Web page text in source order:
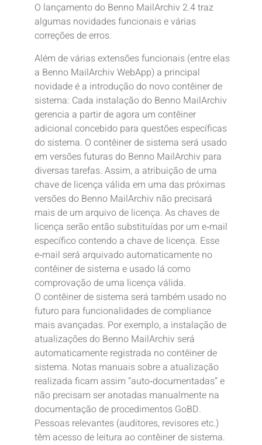
O lançamento do Benno MailArchiv 2.4 traz
algumas novidades funcionais e várias
correções de erros.
Além de várias extensões funcionais (entre elas
a Benno MailArchiv WebApp) a principal
novidade é a introdução do novo contêiner de
sistema: Cada instalação do Benno MailArchiv
gerencia a partir de agora um contêiner
adicional concebido para questões específicas
do sistema. O contêiner de sistema será usado
em versões futuras do Benno MailArchiv para
diversas tarefas. Assim, a atribuição de uma
chave de licença válida em uma das próximas
versões do Benno MailArchiv não precisará
mais de um arquivo de licença. As chaves de
licença serão então substituídas por um e‑mail
específico contendo a chave de licença. Esse
e‑mail será arquivado automaticamente no
contêiner de sistema e usado lá como
comprovação de uma licença válida.
O contêiner de sistema será também usado no
futuro para funcionalidades de compliance
mais avançadas. Por exemplo, a instalação de
atualizações do Benno MailArchiv será
automaticamente registrada no contêiner de
sistema. Notas manuais sobre a atualização
realizada ficam assim “auto‑documentadas” e
não precisam ser anotadas manualmente na
documentação de procedimentos GoBD.
Pessoas relevantes (auditores, revisores etc.)
têm acesso de leitura ao contêiner de sistema.